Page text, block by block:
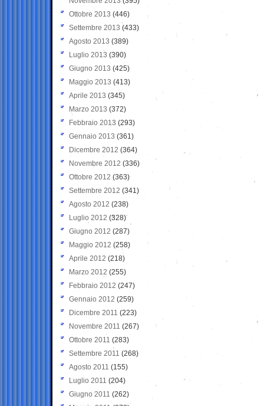
Ottobre 2013 (446)
Settembre 2013 (433)
Agosto 2013 (389)
Luglio 2013 (390)
Giugno 2013 (425)
Maggio 2013 (413)
Aprile 2013 (345)
Marzo 2013 (372)
Febbraio 2013 (293)
Gennaio 2013 (361)
Dicembre 2012 (364)
Novembre 2012 (336)
Ottobre 2012 (363)
Settembre 2012 (341)
Agosto 2012 (238)
Luglio 2012 (328)
Giugno 2012 (287)
Maggio 2012 (258)
Aprile 2012 (218)
Marzo 2012 (255)
Febbraio 2012 (247)
Gennaio 2012 (259)
Dicembre 2011 (223)
Novembre 2011 (267)
Ottobre 2011 (283)
Settembre 2011 (268)
Agosto 2011 (155)
Luglio 2011 (204)
Giugno 2011 (262)